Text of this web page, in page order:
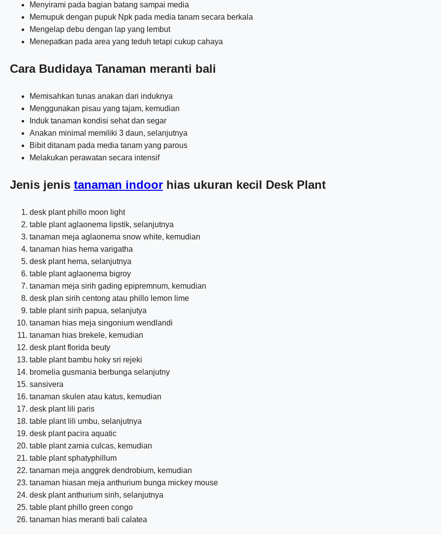
Menyirami pada bagian batang sampai media
Memupuk dengan pupuk Npk pada media tanam secara berkala
Mengelap debu dengan lap yang lembut
Menepatkan pada area yang teduh tetapi cukup cahaya
Cara Budidaya Tanaman meranti bali
Memisahkan tunas anakan dari induknya
Menggunakan pisau yang tajam, kemudian
Induk tanaman kondisi sehat dan segar
Anakan minimal memiliki 3 daun, selanjutnya
Bibit ditanam pada media tanam yang parous
Melakukan perawatan secara intensif
Jenis jenis tanaman indoor hias ukuran kecil Desk Plant
desk plant phillo moon light
table plant aglaonema lipstik, selanjutnya
tanaman meja aglaonema snow white, kemudian
tanaman hias hema varigatha
desk plant hema, selanjutnya
table plant aglaonema bigroy
tanaman meja sirih gading epipremnum, kemudian
desk plan sirih centong atau phillo lemon lime
table plant sirih papua, selanjutya
tanaman hias meja singonium wendlandi
tanaman hias brekele, kemudian
desk plant florida beuty
table plant bambu hoky sri rejeki
bromelia gusmania berbunga selanjutny
sansivera
tanaman skulen atau katus, kemudian
desk plant lili paris
table plant lili umbu, selanjutnya
desk plant pacira aquatic
table plant zamia culcas, kemudian
table plant sphatyphillum
tanaman meja anggrek dendrobium, kemudian
tanaman hiasan meja anthurium bunga mickey mouse
desk plant anthurium sirih, selanjutnya
table plant phillo green congo
tanaman hias meranti bali calatea